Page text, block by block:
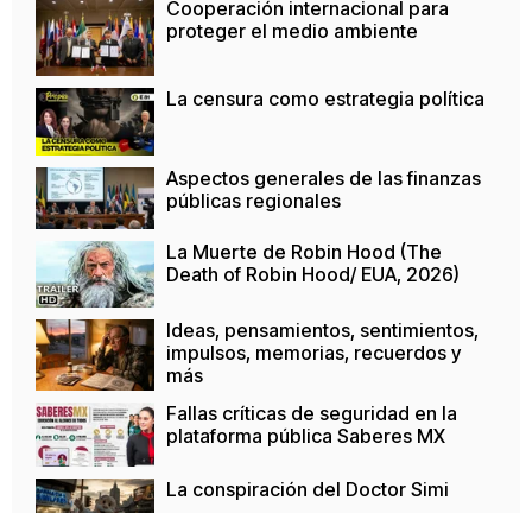
Cooperación internacional para
proteger el medio ambiente
La censura como estrategia política
Aspectos generales de las finanzas
públicas regionales
La Muerte de Robin Hood (The
Death of Robin Hood/ EUA, 2026)
Ideas, pensamientos, sentimientos,
impulsos, memorias, recuerdos y
más
Fallas críticas de seguridad en la
plataforma pública Saberes MX
La conspiración del Doctor Simi